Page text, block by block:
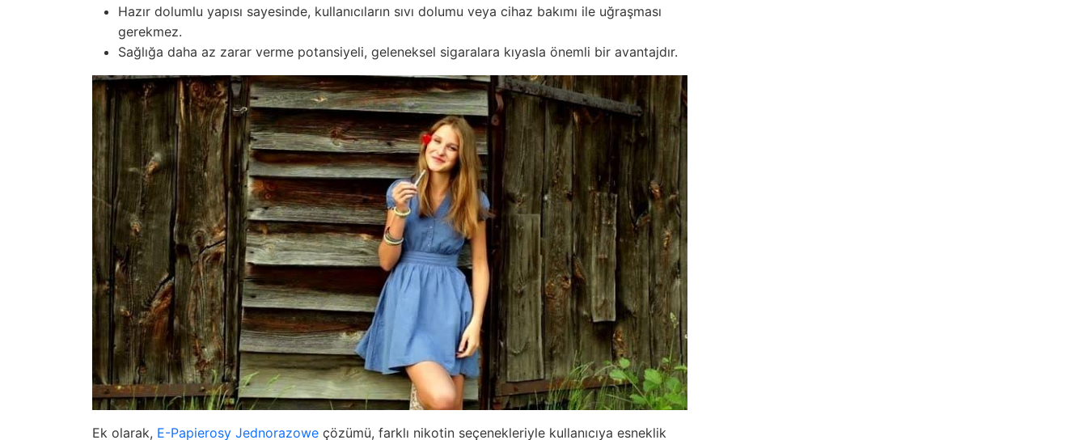
Hazır dolumlu yapısı sayesinde, kullanıcıların sıvı dolumu veya cihaz bakımı ile uğraşması
gerekmez.
Sağlığa daha az zarar verme potansiyeli, geleneksel sigaralara kıyasla önemli bir avantajdır.
Ek olarak, E-Papierosy Jednorazowe çözümü, farklı nikotin seçenekleriyle kullanıcıya esneklik